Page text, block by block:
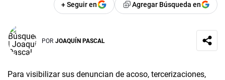
+ Seguir en Agregar Búsqueda en
POR JOAQUÍN PASCAL
Para visibilizar sus denuncian de acoso, tercerizaciones,